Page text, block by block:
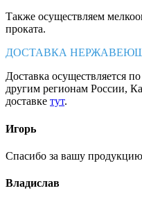
Также осуществляем
проката.
ДОСТАВКА
Доставка осуществляется
другим регионам России,
доставке тут.
Игорь
Спасибо за вашу
Владислав